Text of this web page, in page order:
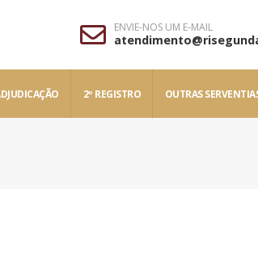
ENVIE-NOS UM E-MAIL
2º REGISTRO OUTRAS